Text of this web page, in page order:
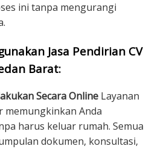
ini tanpa mengurangi
Jasa Pendirian CV
Barat:
Secara Online Layanan
memungkinkan Anda
harus keluar rumah. Semua
dokumen, konsultasi,